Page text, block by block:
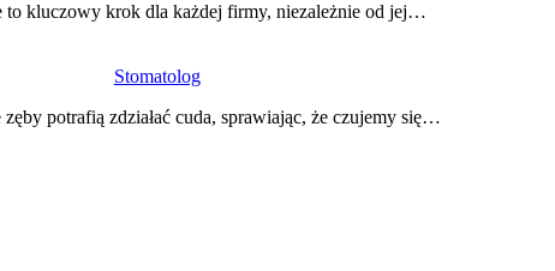
kluczowy krok dla każdej firmy, niezależnie od jej…
Stomatolog
potrafią zdziałać cuda, sprawiając, że czujemy się…